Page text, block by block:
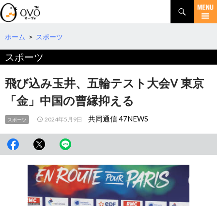
検
索
コ
テ
へ
移
動
ホーム > スポーツ
スポーツ
飛び込み玉井、五輪テスト大会V 東京
「金」中国の曹縁抑える
スポーツ 2024年5月9日 共同通信 47NEWS